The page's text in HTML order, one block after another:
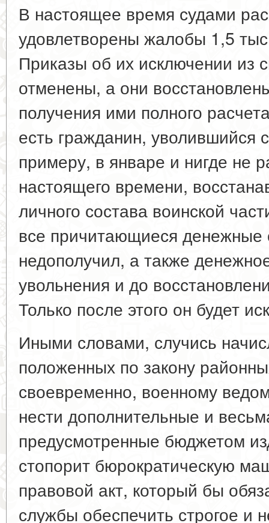
В настоящее время судами
удовлетворены жалобы 1,5
Приказы об их исключении из
отменены, а они
получения ими полного
есть гражданин, уволившийся
примеру, в январе и нигде не
настоящего времени,
личного состава воинской
все причитающиеся
недополучил, а также
увольнения и до
Только после этого он будет
Иными словами, случись
положенных по закону
своевременно, военному
нести дополнительные и
предусмотренные бюджетом
стопорит бюрократическую
правовой акт, который бы
службы обеспечить строгое и